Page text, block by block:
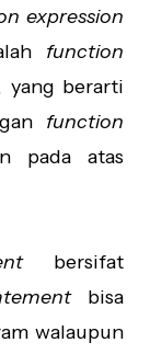
expression
function
yang berarti
function
pada atas
bersifat
bisa
walaupun